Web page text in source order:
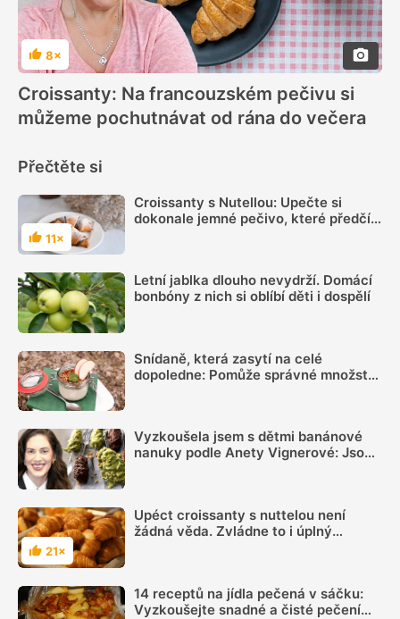
Hodnocení
8×
Croissanty: Na francouzském pečivu si
můžeme pochutnávat od rána do večera
Přečtěte si
Hodnocení
11×
Croissanty s Nutellou: Upečte si
dokonale jemné pečivo, které předčí
Letní jablka dlouho nevydrží. Domácí
bonbóny z nich si oblíbí děti i dospělí
Snídaně, která zasytí na celé
dopoledne: Pomůže správné množství
Vyzkoušela jsem s dětmi banánové
nanuky podle Anety Vignerové: Jsou
Hodnocení
21×
Upéct croissanty s nuttelou není
žádná věda. Zvládne to i úplný
14 receptů na jídla pečená v sáčku:
Vyzkoušejte snadné a čisté pečení